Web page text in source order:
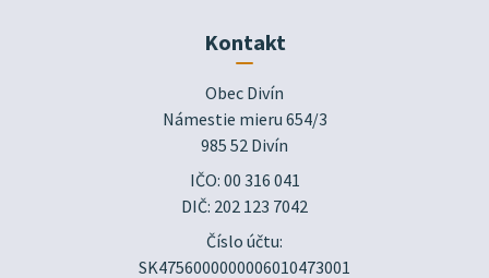
Kontakt
Obec Divín
Námestie mieru 654/3
985 52 Divín
IČO: 00 316 041
DIČ: 202 123 7042
Číslo účtu:
SK4756000000006010473001